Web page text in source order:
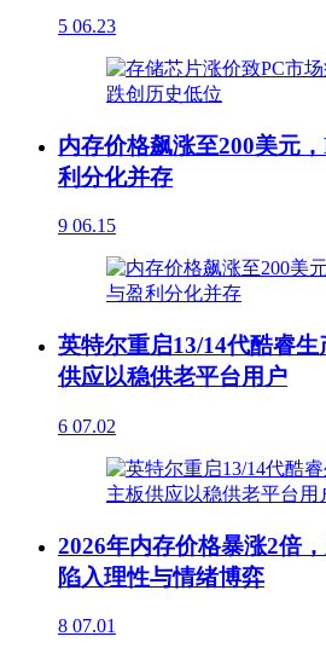
5 06.23
内存价格飙涨至200美元
利分化并存
9 06.15
英特尔重启13/14代酷睿
供应以稳供老平台用户
6 07.02
2026年内存价格暴涨2倍
陷入理性与情绪博弈
8 07.01